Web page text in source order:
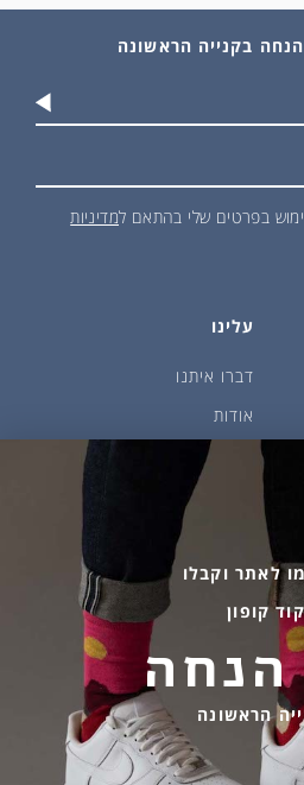
עלינו
דברו איתנו
אודות
איפה קונים?
הבלוג של יודפת
שירות לקוחות
בהודעות ווטסאפ בלבד
058-7477780
contact@yodfat.shop
בפרטים שלי בהתאם למדיניות
לאתר וקבלו
קוד קופון
הראשונה